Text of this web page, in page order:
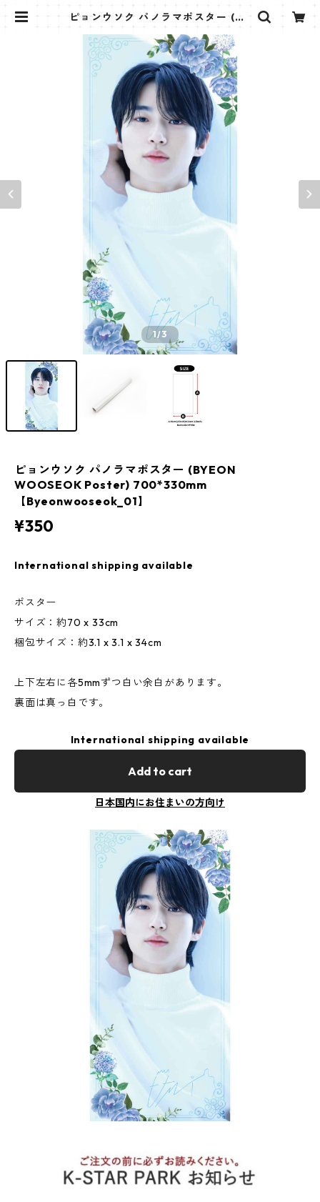
ピョンウソク パノラマポスター (BY
30mm 【Byeonwooseok_01】 |
K STAR PLUS
1/3
ピョンウソク パノラマポスター (BYEON
WOOSEOK Poster) 700*330mm
【Byeonwooseok_01】
¥350
International shipping available
ポスター
サイズ：約70 x 33cm
梱包サイズ：約3.1 x 3.1 x 34cm
上下左右に各5mmずつ白い余白があります。
裏面は真っ白です。
International shipping available
Add to cart
日本国内にお住まいの方向け